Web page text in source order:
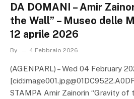
DA DOMANI – Amir
the Wall” – Museo delle
12 aprile 2026
By 4 Febbraio 2026
(AGENPARL) – Wed 04 February
STAMPA Amir Zainorin “Gravity of